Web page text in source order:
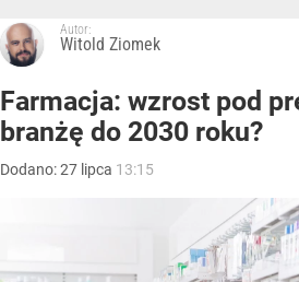
Autor:
Witold Ziomek
Farmacja: wzrost pod
branżę do 2030 roku?
Dodano:27 lipca 13:15